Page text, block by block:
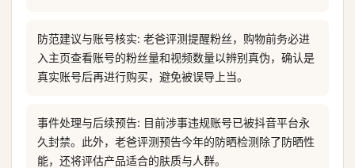
防范建议与账号核实: 老爸评测提醒粉丝，购物前务必进
入主页查看账号的粉丝量和视频数量以辨别真伪，确认是
真实账号后再进行购买，避免被误导上当。
事件处理与后续预告: 目前涉事违规账号已被抖音平台永
久封禁。此外，老爸评测预告今年的防晒检测除了防晒性
能，还将评估产品适合的肤质与人群。